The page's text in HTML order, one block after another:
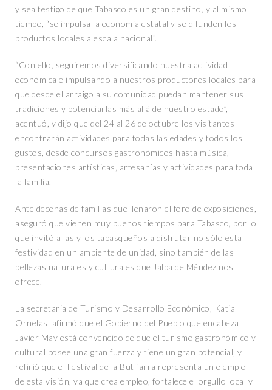
y sea testigo de que Tabasco es un gran destino, y al mismo
tiempo, “se impulsa la economía estatal y se difunden los
productos locales a escala nacional”.
“Con ello, seguiremos diversificando nuestra actividad
económica e impulsando a nuestros productores locales para
que desde el arraigo a su comunidad puedan mantener sus
tradiciones y potenciarlas más allá de nuestro estado”,
acentuó, y dijo que del 24 al 26 de octubre los visitantes
encontrarán actividades para todas las edades y todos los
gustos, desde concursos gastronómicos hasta música,
presentaciones artísticas, artesanías y actividades para toda
la familia.
Ante decenas de familias que llenaron el foro de exposiciones,
aseguró que vienen muy buenos tiempos para Tabasco, por lo
que invitó a las y los tabasqueños a disfrutar no sólo esta
festividad en un ambiente de unidad, sino también de las
bellezas naturales y culturales que Jalpa de Méndez nos
ofrece.
La secretaria de Turismo y Desarrollo Económico, Katia
Ornelas, afirmó que el Gobierno del Pueblo que encabeza
Javier May está convencido de que el turismo gastronómico y
cultural posee una gran fuerza y tiene un gran potencial, y
refirió que el Festival de la Butifarra representa un ejemplo
de esta visión, ya que crea empleo, fortalece el orgullo local y